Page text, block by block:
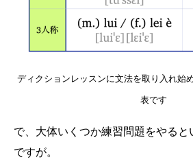
ディクションレッスンに文法を取り入れ始
表です
で、大体いくつか練習問題をやる
ですが。